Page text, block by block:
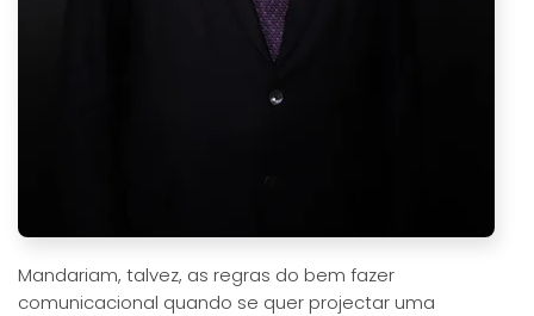
Mandariam, talvez, as regras do bem fazer
comunicacional quando se quer projectar uma